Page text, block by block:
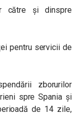
către și dinspre
pentru servicii de
zborurilor
spre Spania și
de 14 zile,